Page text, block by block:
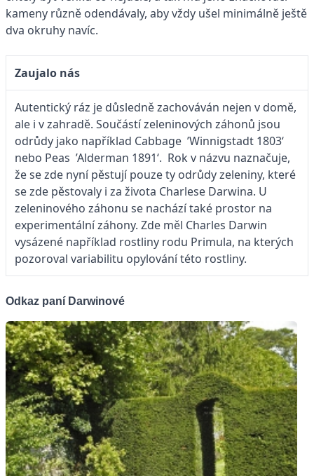
kameny různě odendávaly, aby vždy ušel minimálně ještě
dva okruhy navíc.
Zaujalo nás
Autentický ráz je důsledně zachováván nejen v domě,
ale i v zahradě. Součástí zeleninových záhonů jsou
odrůdy jako například Cabbage ’Winnigstadt 1803‘
nebo Peas ’Alderman 1891‘. Rok v názvu naznačuje,
že se zde nyní pěstují pouze ty odrůdy zeleniny, které
se zde pěstovaly i za života Charlese Darwina. U
zeleninového záhonu se nachází také prostor na
experimentální záhony. Zde měl Charles Darwin
vysázené například rostliny rodu Primula, na kterých
pozoroval variabilitu opylování této rostliny.
Odkaz paní Darwinové